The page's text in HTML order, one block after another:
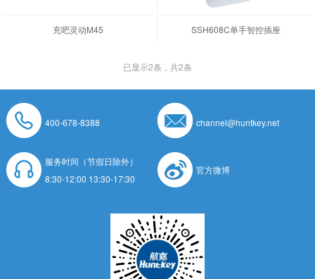
充吧灵动M45 SSH608C单手智控插座
已显示2条，共2条
400-678-8388 channel@huntkey.net
服务时间（节假日除外）
8:30-12:00 13:30-17:30
官方微博